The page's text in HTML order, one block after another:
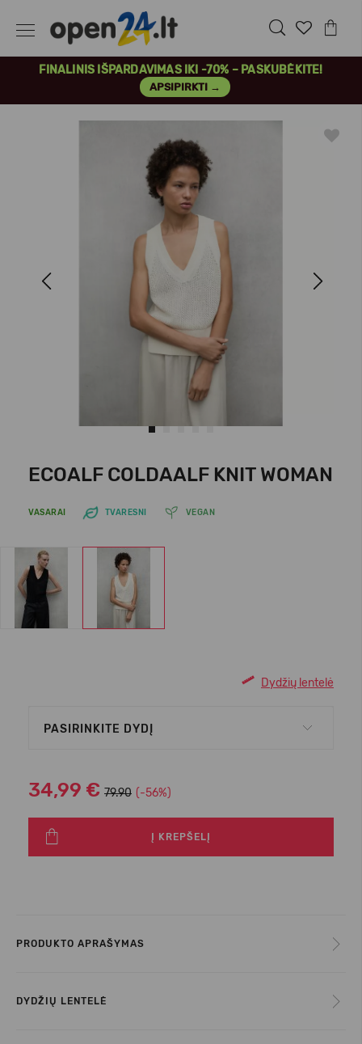
FINALINIS IŠPARDAVIMAS IKI -70% – PASKUBĖKITE!
APSIPIRKTI →
Next
ECOALF COLDAALF KNIT WOMAN
VASARAI TVARESNI VEGAN
Dydžių lentelė
PASIRINKITE DYDĮ
34,99 € 79.90 (-56%)
Į KREPŠELĮ
PRODUKTO APRAŠYMAS
DYDŽIŲ LENTELĖ